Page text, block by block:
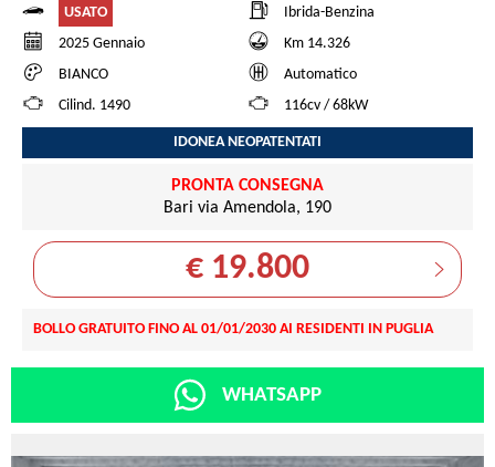
USATO
Ibrida-Benzina
2025 Gennaio
Km 14.326
BIANCO
Automatico
Cilind. 1490
116cv / 68kW
IDONEA NEOPATENTATI
PRONTA CONSEGNA
Bari via Amendola, 190
€ 19.800
BOLLO GRATUITO FINO AL 01/01/2030 AI RESIDENTI IN PUGLIA
WHATSAPP